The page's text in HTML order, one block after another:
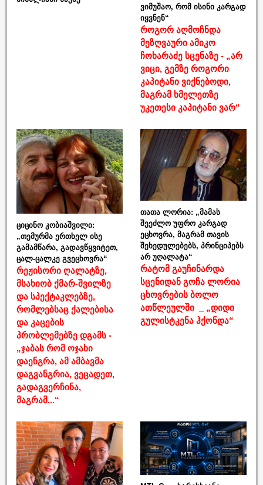
ვიმუშაო, რომ ისინი კარგად
იყვნენ“
როგორ აღმოჩნდა
მეზღვაური ამიკო
ჩოხარაძე სცენაზე - „არ
ვიცი, გემზე როგორი
კაპიტანი ვიქნებოდი,
მაგრამ ხმელეთზე
უკეთესი კაპიტანი ვარ“
ციცინო კობიაშვილი:
„თემურმა ერთხელ ისე
გამამწარა, გადავწყვიტეთ,
ცალ-ცალკე გვეცხოვრა“
რეჟისორი ღალატზე,
მსახიობ ქმარ-შვილზე
და სპექტაკლებზე,
რომლებსაც ქალებისა
და კაცების
პრობლემებზე დგამს -
„ჯაბას რომ ოჯახი
დაენგრა, ამ ამბავმა
დაგვანგრია, ვეცადეთ,
გადაგვერჩინა,
მაგრამ...“
თათა ლორია: „მამას
შეეძლო უფრო კარგად
ეცხოვრა, მაგრამ თავის
შეხედულებებს, პრინციპებს
არ უღალატა“
რატომ გაუჩინარდა
სცენიდან გოჩა ლორია
ცხოვრების ბოლო
ათწლეულში _ „დიდი
გულისტკენა ჰქონდა“